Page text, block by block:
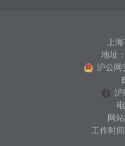
上
地址
沪公网
沪
网
工作时